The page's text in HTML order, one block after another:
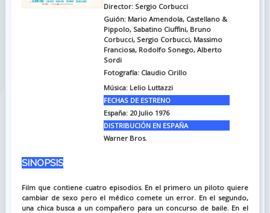
Director: Sergio Corbucci
Guión: Mario Amendola, Castellano &
Pippolo, Sabatino Ciuffini, Bruno
Corbucci, Sergio Corbucci, Massimo
Franciosa, Rodolfo Sonego, Alberto
Sordi
Fotografía: Claudio Cirillo
Música: Lelio Luttazzi
FECHAS DE ESTRENO
España: 20 Julio 1976
DISTRIBUCIÓN EN ESPAÑA
Warner Bros.
SINOPSIS
Film que contiene cuatro episodios. En el primero un piloto quiere
cambiar de sexo pero el médico comete un error. En el segundo,
una chica busca a un compañero para un concurso de baile. En el